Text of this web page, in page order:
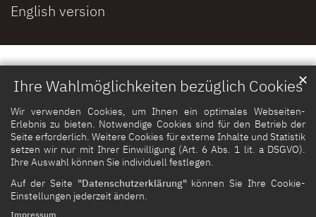
Ihre Wahlmöglichkeiten bezüglich Cookies
Wir verwenden Cookies, um Ihnen ein optimales Webseiten-
Erlebnis zu bieten. Notwendige Cookies sind für den Betrieb der
Seite erforderlich. Weitere Cookies für externe Inhalte und Statistik
setzen wir nur mit Ihrer Einwilligung (Art. 6 Abs. 1 lit. a DSGVO).
Ihre Auswahl können Sie individuell festlegen.
Auf der Seite "Datenschutzerklärung"können Sie Ihre Cookie-
Einstellungen jederzeit ändern.
✕
Impressum
English version